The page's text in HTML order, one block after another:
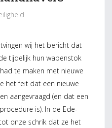
wij het bericht dat
tijdelijk hun wapenstok
te maken met nieuwe
het feit dat een nieuwe
aangevraagd (en dat een
is). In de Ede-
onze schrik dat ze het